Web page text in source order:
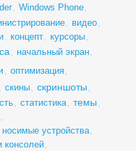
, Windows Phone,
, видео,
, концепт, курсоры,
, начальный экран,
, оптимизация,
скины, скриншоты ,
, статистика, темы ,
,
носимые устройства,
консолей,